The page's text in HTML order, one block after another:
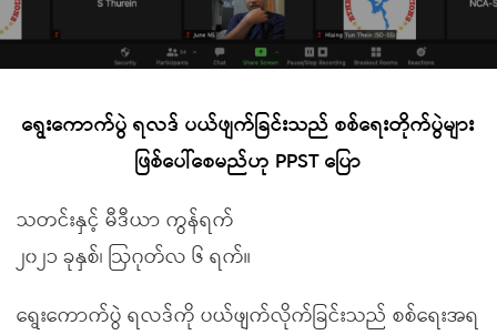
ရွေးကောက်ပွဲ ရလဒ် ပယ်ဖျက်ခြင်းသည် စစ်ရေးတိုက်ပွဲများ
ဖြစ်ပေါ်စေမည်ဟု PPST ပြော
သတင်းနှင့် မီဒီယာ ကွန်ရက်
၂၀၂၁ ခုနှစ်၊ ဩဂုတ်လ ၆ ရက်။
ရွေးကောက်ပွဲ ရလဒ်ကို ပယ်ဖျက်လိုက်ခြင်းသည် စစ်ရေးအရ